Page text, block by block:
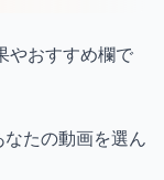
やおすすめ欄で
たの動画を選ん